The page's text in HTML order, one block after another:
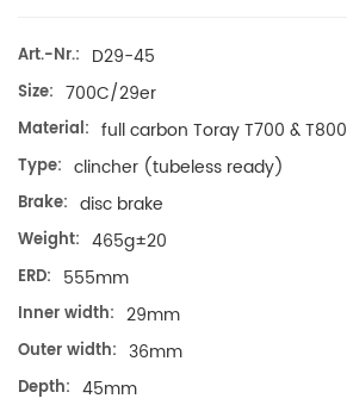
Art.-Nr.: D29-45
Size: 700C/29er
Material: full carbon Toray T700 & T800
Type: clincher (tubeless ready)
Brake: disc brake
Weight: 465g±20
ERD: 555mm
Inner width: 29mm
Outer width: 36mm
Depth: 45mm